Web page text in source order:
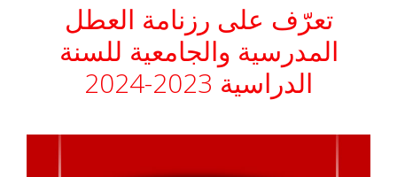
تعرّف على رزنامة العطل
المدرسية والجامعية للسنة
الدراسية 2023-2024